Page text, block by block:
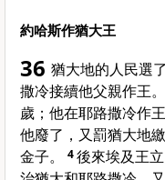
約哈斯作猶大王
36 猶大地的人民選
撒冷接續他父親作王。
歲；他在耶路撒冷作王
他廢了，又罰猶大地
金子。
4後來埃及王